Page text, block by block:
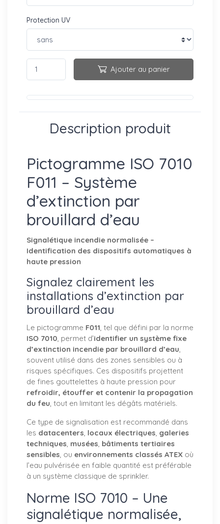
Protection UV
Ajouter au panier
Description produit
Pictogramme ISO 7010
F011 – Système
d’extinction par
brouillard d’eau
Signalétique incendie normalisée –
Identification des dispositifs automatiques à
haute pression
Signalez clairement les
installations d’extinction par
brouillard d’eau
Le pictogramme F011, tel que défini par la norme
ISO 7010, permet d’identifier un système fixe
d’extinction incendie par brouillard d’eau,
souvent utilisé dans des zones sensibles ou à
risques spécifiques. Ces dispositifs projettent
de fines gouttelettes à haute pression pour
refroidir, étouffer et contenir la propagation
du feu, tout en limitant les dégâts matériels.
Ce type de signalisation est recommandé dans
les datacenters, locaux électriques, galeries
techniques, musées, bâtiments tertiaires
sensibles, ou environnements classés ATEX où
l’eau pulvérisée en faible quantité est préférable
à un système classique de sprinkler.
Norme ISO 7010 – Une
signalétique normalisée,